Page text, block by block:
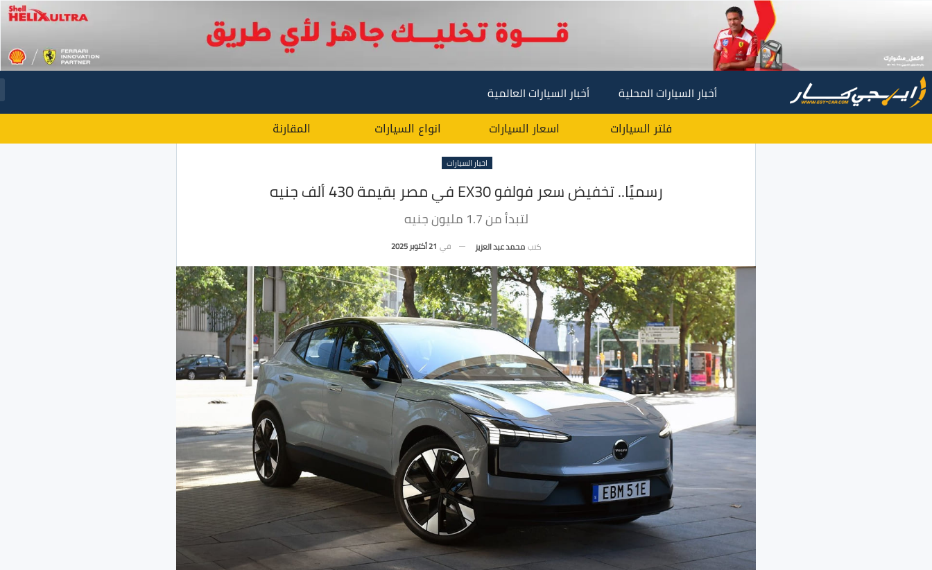
أخبار السيارات المحلية أخبار السيارات العالمية
فلتر السيارات اسعار السيارات انواع السيارات المقارنة
اخبار السيارات
رسميًا.. تخفيض سعر فولفو EX30 في مصر بقيمة 430 ألف جنيه
لتبدأ من 1.7 مليون جنيه
كتب محمد عبد العزيز في 21 أكتوبر 2025